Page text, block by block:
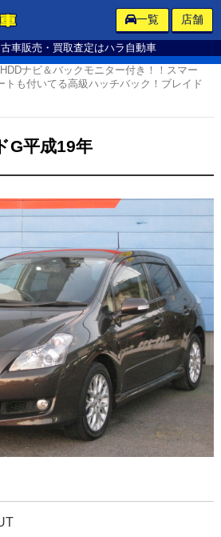
車販売・買取査定はハラ自動車
一覧 店舗
HDDナビ＆バックモニター付き！！スマー
トも付いてる高級ハッチバック！ブレイド
G平成19年